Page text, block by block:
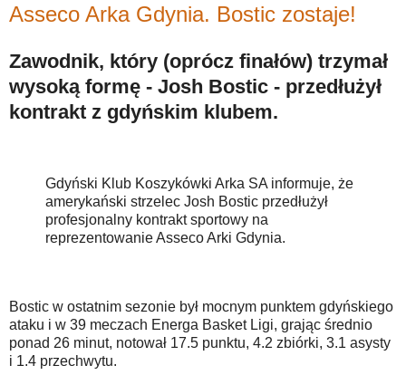
Asseco Arka Gdynia. Bostic zostaje!
Zawodnik, który (oprócz finałów) trzymał
wysoką formę - Josh Bostic - przedłużył
kontrakt z gdyńskim klubem.
Gdyński Klub Koszykówki Arka SA informuje, że
amerykański strzelec Josh Bostic przedłużył
profesjonalny kontrakt sportowy na
reprezentowanie Asseco Arki Gdynia.
Bostic w ostatnim sezonie był mocnym punktem gdyńskiego
ataku i w 39 meczach Energa Basket Ligi, grając średnio
ponad 26 minut, notował 17.5 punktu, 4.2 zbiórki, 3.1 asysty
i 1.4 przechwytu.